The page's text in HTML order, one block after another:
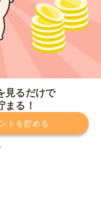
見るだけで
まる！
トを貯める
規約
運営会社